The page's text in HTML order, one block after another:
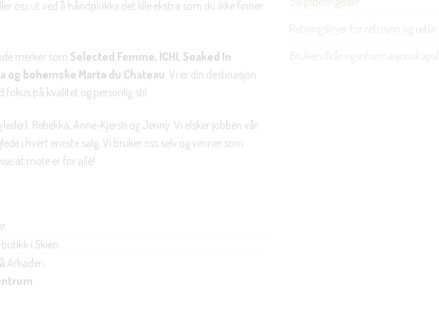
oss ut ved å håndplukke det lille ekstra som du ikke finner
merker som Selected Femme, ICHI, Soaked In
og bohemske Marta du Chateau . Vi er din destinasjon
på kvalitet og personlig stil.
Rebekka, Anne-Kjersti og Jenny. Vi elsker jobben vår
i hvert eneste salg. Vi bruker oss selv og venner som
at mote er for alle!
i Skien.
Arkaden.
Retningslinjer for refusjon og retur
Brukervilkår og